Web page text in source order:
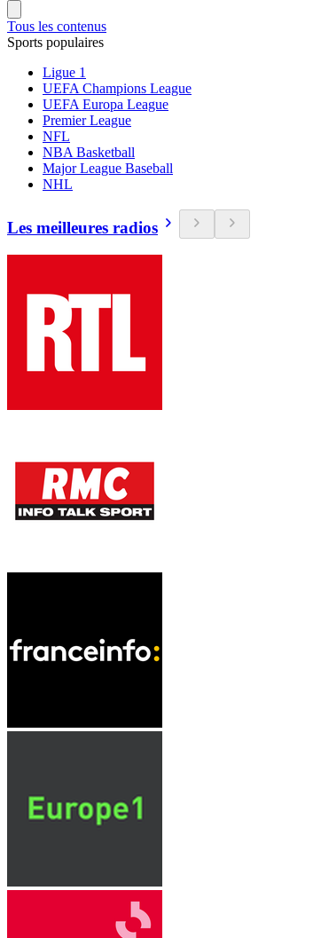
Tous les contenus
Sports populaires
Ligue 1
UEFA Champions League
UEFA Europa League
Premier League
NFL
NBA Basketball
Major League Baseball
NHL
Les meilleures radios